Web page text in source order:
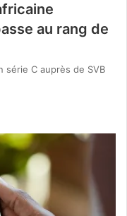
au rang de
série C auprès de SVB